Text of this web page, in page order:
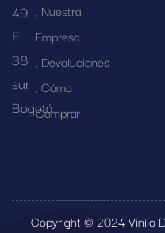
49
F
38
sur
Bogotá
Nuestra
Empresa
Devoluciones
Cómo
Comprar
Copyright © 2024 Vinilo